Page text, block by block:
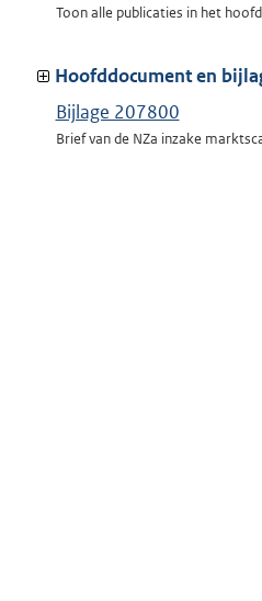
Toon alle publicaties in het
Hoofddocument en
Bijlage 207800
Brief van de NZa inzake